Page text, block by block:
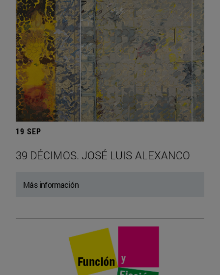
19 SEP
39 DÉCIMOS. JOSÉ LUIS ALEXANCO
Más información